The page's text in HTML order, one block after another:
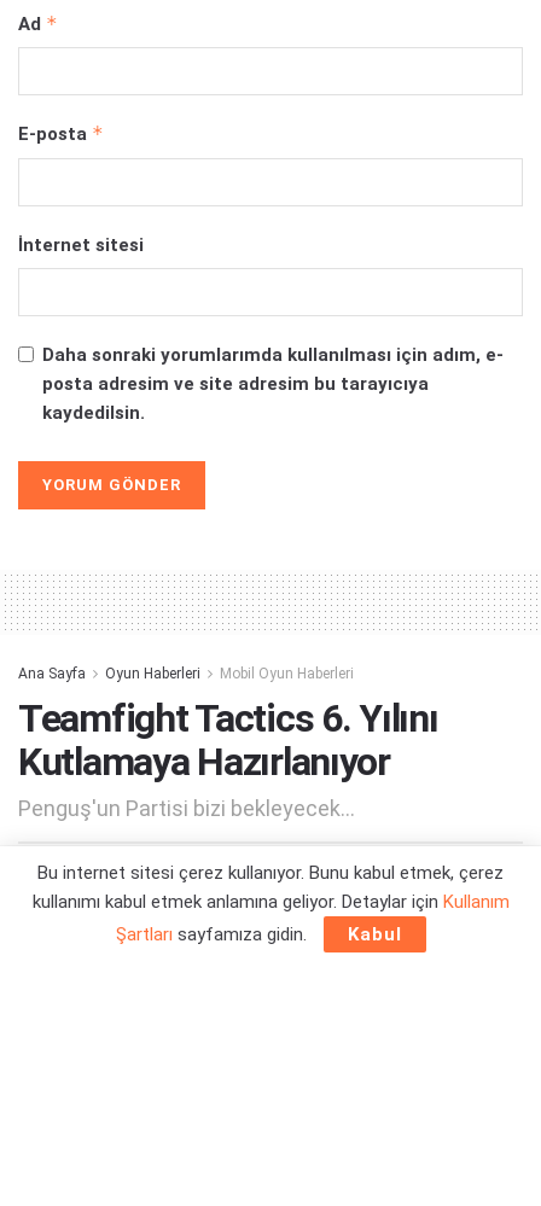
Ad *
E-posta *
İnternet sitesi
Daha sonraki yorumlarımda kullanılması için adım, e-
posta adresim ve site adresim bu tarayıcıya
kaydedilsin.
Ana Sayfa Oyun Haberleri Mobil Oyun Haberleri
Teamfight Tactics 6. Yılını
Kutlamaya Hazırlanıyor
Penguş'un Partisi bizi bekleyecek...
Yazar: Orçun Çavuşoğlu 01/06/2025 13:48
Bu internet sitesi çerez kullanıyor. Bunu kabul etmek, çerez
kullanımı kabul etmek anlamına geliyor. Detaylar için Kullanım
Şartları sayfamıza gidin. Kabul